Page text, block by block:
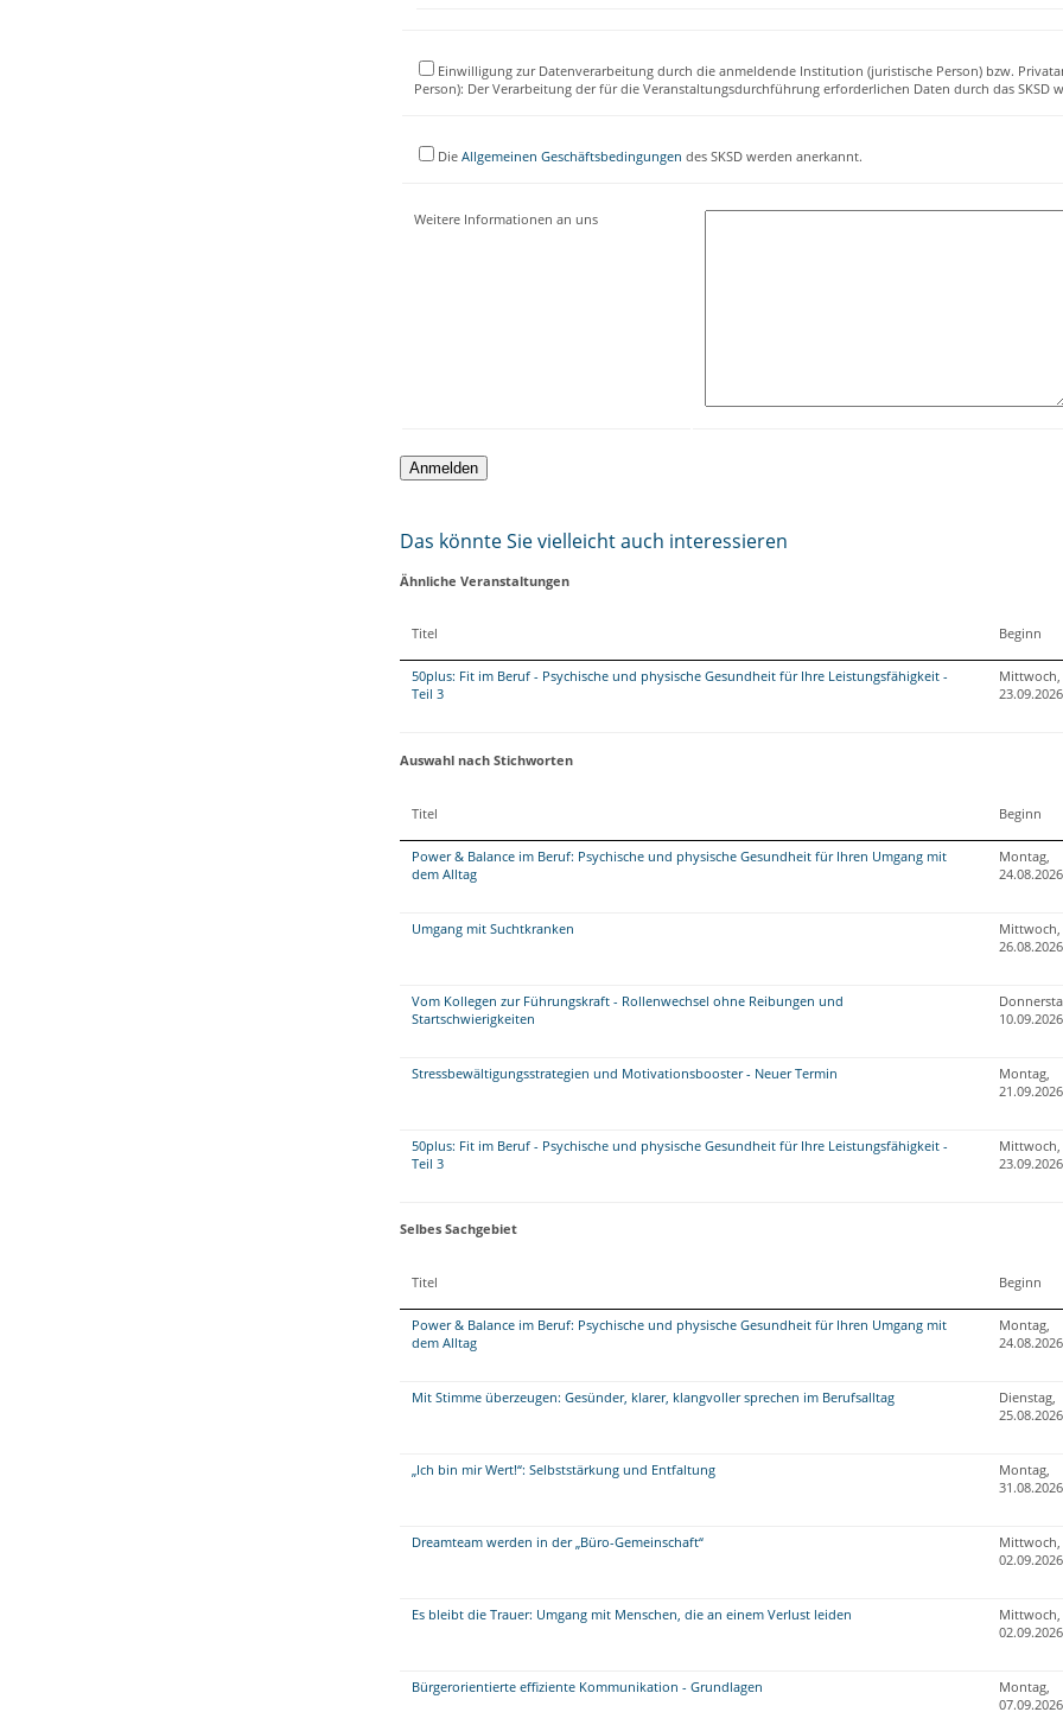
Einwilligung zur Datenverarbeitung durch die anmeldende Institution (juristische Person) bzw.
Person): Der Verarbeitung der für die Veranstaltungsdurchführung erforderlichen Daten durch das SKSD
DieAllgemeinen Geschäftsbedingungen des SKSD werden anerkannt.
Weitere Informationen an uns
Das könnte Sie vielleicht auch interessieren
Ähnliche Veranstaltungen
Titel Beginn
50plus: Fit im Beruf - Psychische und physische Gesundheit für Ihre Leistungsfähigkeit -
Teil 3
Mittwoch,
23.09.2026
Auswahl nach Stichworten
Titel Beginn
Power & Balance im Beruf: Psychische und physische Gesundheit für Ihren Umgang mit
dem Alltag
Montag,
24.08.2026
Umgang mit Suchtkranken
Mittwoch,
26.08.2026
Vom Kollegen zur Führungskraft - Rollenwechsel ohne Reibungen und
Startschwierigkeiten
10.09.2026
Stressbewältigungsstrategien und Motivationsbooster - Neuer Termin
Montag,
21.09.2026
50plus: Fit im Beruf - Psychische und physische Gesundheit für Ihre Leistungsfähigkeit -
Teil 3
Mittwoch,
23.09.2026
Selbes Sachgebiet
Titel Beginn
Power & Balance im Beruf: Psychische und physische Gesundheit für Ihren Umgang mit
dem Alltag
Montag,
24.08.2026
Mit Stimme überzeugen: Gesünder, klarer, klangvoller sprechen im Berufsalltag
Dienstag,
25.08.2026
„Ich bin mir Wert!“: Selbststärkung und Entfaltung
Montag,
31.08.2026
Dreamteam werden in der „Büro-Gemeinschaft“
Mittwoch,
02.09.2026
Es bleibt die Trauer: Umgang mit Menschen, die an einem Verlust leiden
Mittwoch,
02.09.2026
Bürgerorientierte effiziente Kommunikation - Grundlagen
Montag,
07.09.2026